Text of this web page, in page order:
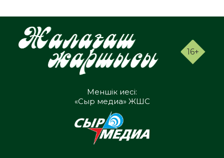
16+
Меншік иесі:
«Сыр медиа» ЖШС